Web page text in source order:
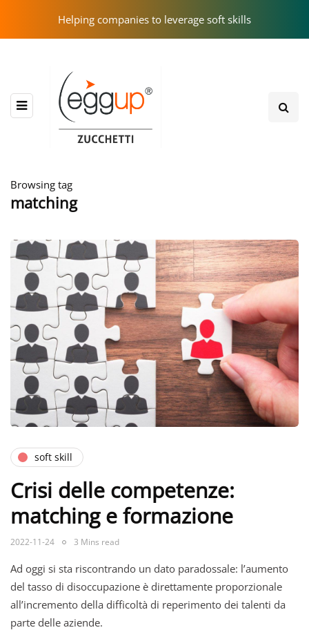
Helping companies to leverage soft skills
Browsing tag
matching
soft skill
Crisi delle competenze:
matching e formazione
2022-11-24 3 Mins read
Ad oggi si sta riscontrando un dato paradossale: l’aumento
del tasso di disoccupazione è direttamente proporzionale
all’incremento della difficoltà di reperimento dei talenti da
parte delle aziende.